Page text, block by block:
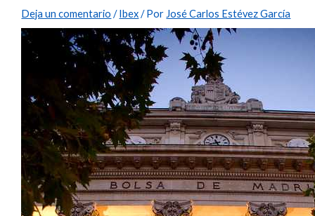
Deja un comentario /Ibex/ Por José Carlos Estévez García